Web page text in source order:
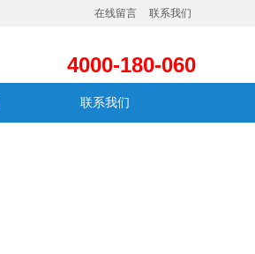
在线留言 联系我们
4000-180-060
联系我们